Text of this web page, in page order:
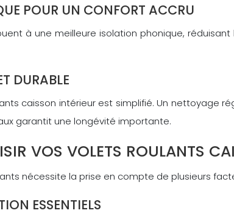
POUR UN CONFORT ACCRU
à une meilleure isolation phonique,
DURABLE
caisson intérieur est simplifié. Un nettoyage
garantit une longévité importante.
VOS VOLETS ROULANTS
nécessite la prise en compte de plusieurs
ESSENTIELS